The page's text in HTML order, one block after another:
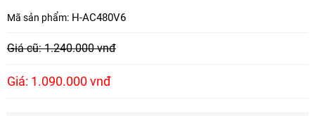
Mã sản phẩm: H-AC480V6
Giá cũ: 1.240.000 vnđ
Giá: 1.090.000 vnđ